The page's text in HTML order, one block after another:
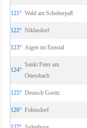
121° Wald am Schoberpaß
122° Niklasdorf
123° Aigen im Ennstal
124°
Sankt Peter am
Ottersbach
125° Deutsch Goritz
126° Fohnsdorf